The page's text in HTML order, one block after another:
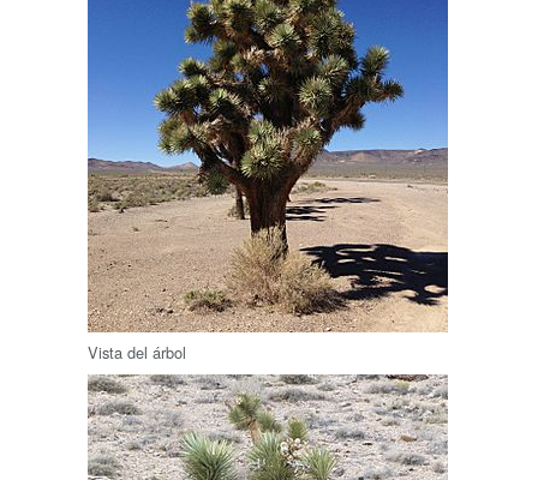
Vista del árbol